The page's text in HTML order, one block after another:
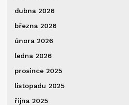
dubna 2026
března 2026
února 2026
ledna 2026
prosince 2025
listopadu 2025
října 2025